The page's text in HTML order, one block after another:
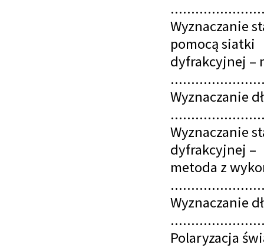
Wyznaczanie
pomocą siatki
dyfrakcyjnej –
Wyznaczanie
Wyznaczanie
dyfrakcyjnej –
metoda z
Wyznaczanie
Polaryzacja